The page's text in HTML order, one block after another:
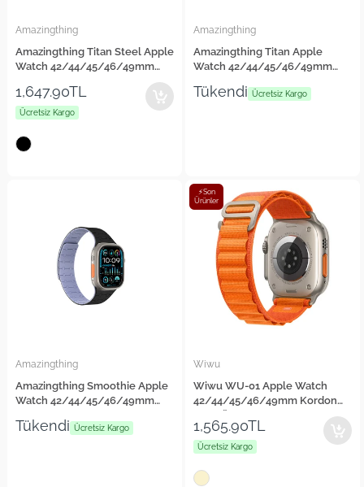
Amazingthing
Amazingthing Titan Steel Apple
Watch 42/44/45/46/49mm
1,647.90TL
Ücretsiz Kargo
Amazingthing
Amazingthing Titan Apple
Watch 42/44/45/46/49mm
Tükendi Ücretsiz Kargo
Amazingthing
Amazingthing Smoothie Apple
Watch 42/44/45/46/49mm
Silikon Strap Kayış
Tükendi Ücretsiz Kargo
Wiwu
Wiwu WU-01 Apple Watch
42/44/45/46/49mm Kordon
⚡Son
Ürünler
1,565.90TL
Ücretsiz Kargo